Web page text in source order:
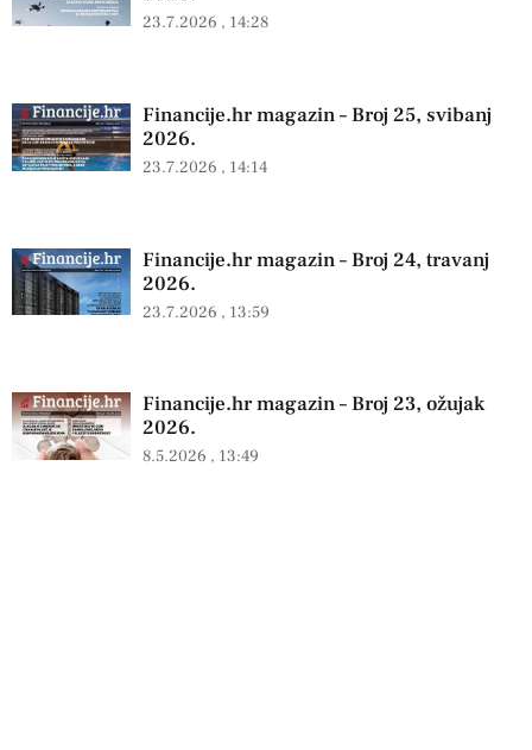
23.7.2026 14:28
Financije.hr magazin – Broj 25, svibanj
2026.
23.7.2026 14:14
Financije.hr magazin – Broj 24, travanj
2026.
23.7.2026 13:59
Financije.hr magazin – Broj 23, ožujak
2026.
8.5.2026 13:49